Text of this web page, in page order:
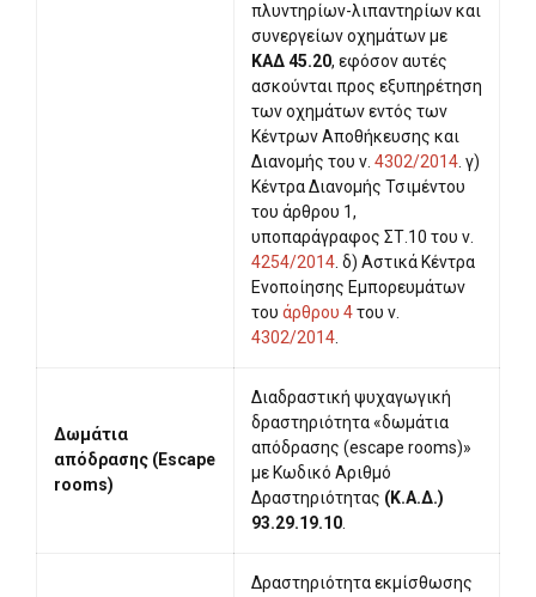
πλυντηρίων-λιπαντηρίων και
συνεργείων οχημάτων με
ΚΑΔ 45.20, εφόσον αυτές
ασκούνται προς εξυπηρέτηση
των οχημάτων εντός των
Κέντρων Αποθήκευσης και
Διανομής του ν. 4302/2014 . γ)
Κέντρα Διανομής Τσιμέντου
του άρθρου 1,
υποπαράγραφος ΣΤ.10 του ν.
4254/2014 . δ) Αστικά Κέντρα
Ενοποίησης Εμπορευμάτων
του άρθρου 4του ν.
4302/2014
Δωμάτια
απόδρασης (Escape
rooms)
Διαδραστική ψυχαγωγική
δραστηριότητα «δωμάτια
απόδρασης (escape rooms)»
με Κωδικό Αριθμό
Δραστηριότητας (Κ.Α.Δ.)
93.29.19.10
Δραστηριότητα εκμίσθωσης